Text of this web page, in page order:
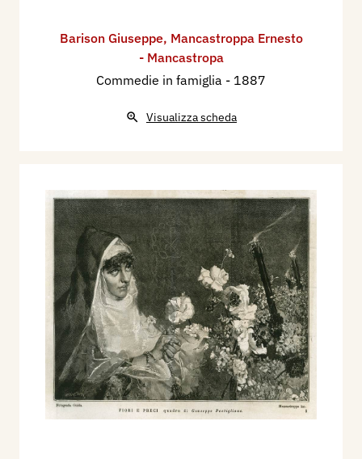
Barison Giuseppe, Mancastroppa Ernesto
- Mancastropa
Commedie in famiglia - 1887
Visualizza scheda